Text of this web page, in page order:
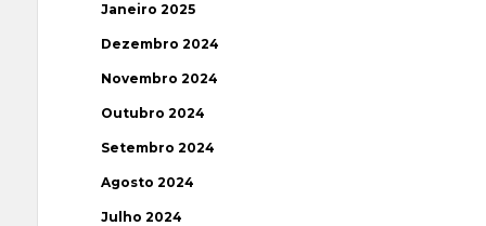
Janeiro 2025
Dezembro 2024
Novembro 2024
Outubro 2024
Setembro 2024
Agosto 2024
Julho 2024